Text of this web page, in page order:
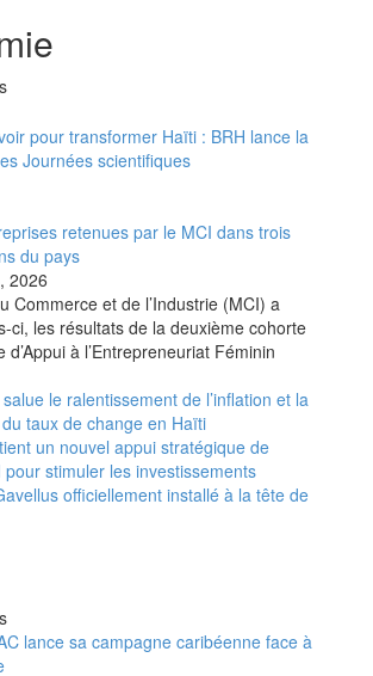
pour transformer Haïti : BRH lance la
Journées scientifiques
retenues par le MCI dans trois
du pays
2026
Commerce et de l’Industrie (MCI) a
ci, les résultats de la deuxième cohorte
à l’Entrepreneuriat Féminin
le ralentissement de l’inflation et la
taux de change en Haïti
un nouvel appui stratégique de
pour stimuler les investissements
officiellement installé à la tête de